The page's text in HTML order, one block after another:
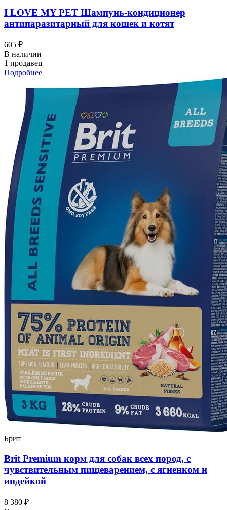
I LOVЕ MY PET Шампунь-кондиционер
антипаразитарный для кошек и котят
605 ₽
В наличии
1 продавец
Подробнее
Брит
Brit Premium корм для собак всех пород, с
чувствительным пищеварением, с ягненком и
индейкой
8 380 ₽